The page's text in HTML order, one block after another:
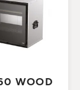
WOOD